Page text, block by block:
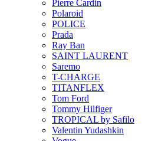
Pierre Cardin
Polaroid
POLICE
Prada
Ray Ban
SAINT LAURENT
Saremo
T-CHARGE
TITANFLEX
Tom Ford
Tommy Hilfiger
TROPICAL by Safilo
Valentin Yudashkin